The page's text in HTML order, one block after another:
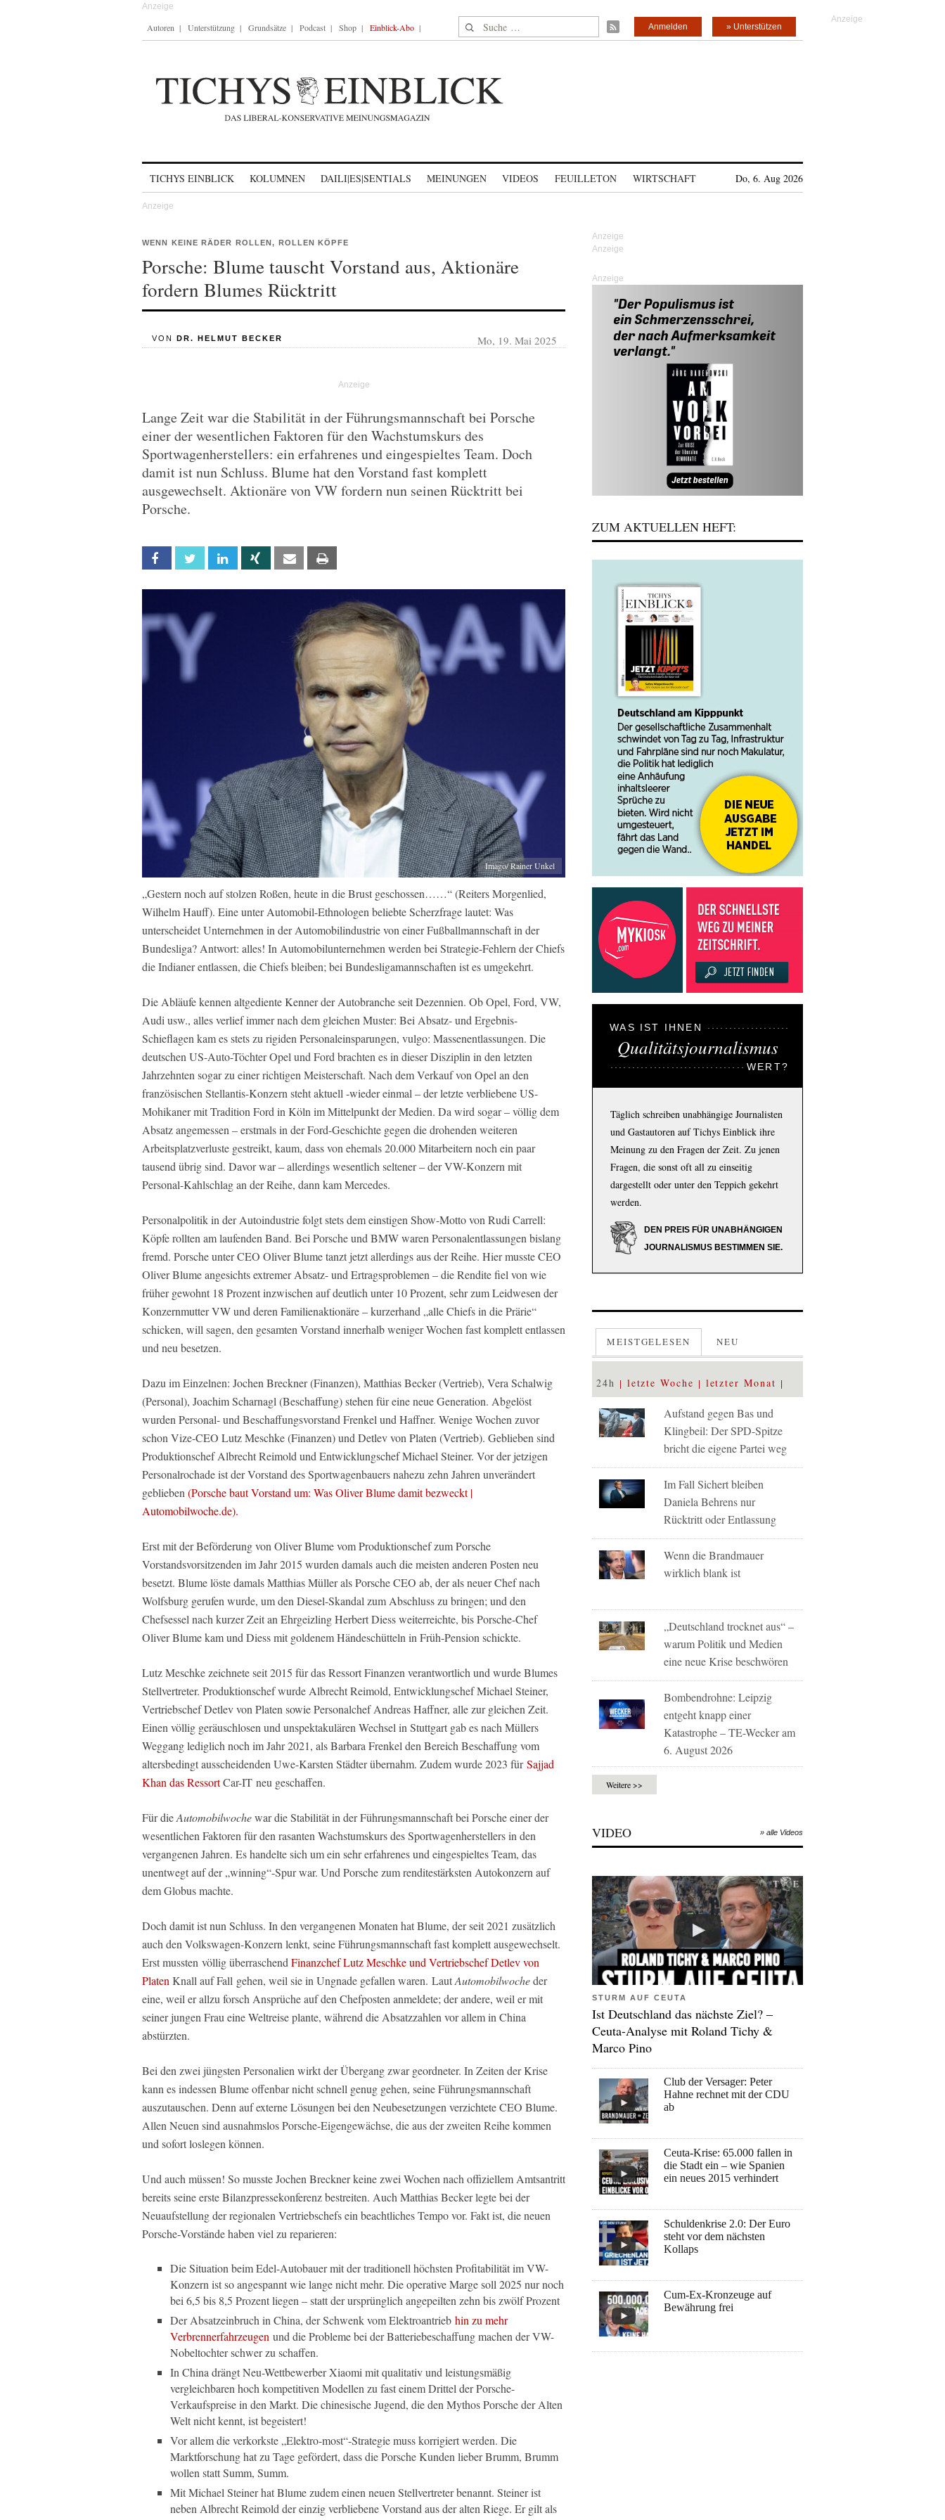
Autoren Unterstützung Grundsätze Podcast Shop Einblick-Abo Suche nach: » Unterstützen
Anmelden
TICHYS EINBLICK KOLUMNEN DAILI|ES|SENTIALS MEINUNGEN VIDEOS FEUILLETON WIRTSCHAFT Do, 6. Aug 2026
WENN KEINE RÄDER ROLLEN, ROLLEN KÖPFE
Porsche: Blume tauscht Vorstand aus, Aktionäre
fordern Blumes Rücktritt
VON DR. HELMUT BECKER Mo, 19. Mai 2025
Lange Zeit war die Stabilität in der Führungsmannschaft bei Porsche
einer der wesentlichen Faktoren für den Wachstumskurs des
Sportwagenherstellers: ein erfahrenes und eingespieltes Team. Doch
damit ist nun Schluss. Blume hat den Vorstand fast komplett
ausgewechselt. Aktionäre von VW fordern nun seinen Rücktritt bei
Porsche.
Facebook Twitter Linkedin Xing Email
Imago/ Rainer Unkel
„Gestern noch auf stolzen Roßen, heute in die Brust geschossen……“ (Reiters Morgenlied,
Wilhelm Hauff). Eine unter Automobil-Ethnologen beliebte Scherzfrage lautet: Was
unterscheidet Unternehmen in der Automobilindustrie von einer Fußballmannschaft in der
Bundesliga? Antwort: alles! In Automobilunternehmen werden bei Strategie-Fehlern der Chiefs
die Indianer entlassen, die Chiefs bleiben; bei Bundesligamannschaften ist es umgekehrt.
Die Abläufe kennen altgediente Kenner der Autobranche seit Dezennien. Ob Opel, Ford, VW,
Audi usw., alles verlief immer nach dem gleichen Muster: Bei Absatz- und Ergebnis-
Schieflagen kam es stets zu rigiden Personaleinsparungen, vulgo: Massenentlassungen. Die
deutschen US-Auto-Töchter Opel und Ford brachten es in dieser Disziplin in den letzten
Jahrzehnten sogar zu einer richtigen Meisterschaft. Nach dem Verkauf von Opel an den
französischen Stellantis-Konzern steht aktuell -wieder einmal – der letzte verbliebene US-
Mohikaner mit Tradition Ford in Köln im Mittelpunkt der Medien. Da wird sogar – völlig dem
Absatz angemessen – erstmals in der Ford-Geschichte gegen die drohenden weiteren
Arbeitsplatzverluste gestreikt, kaum, dass von ehemals 20.000 Mitarbeitern noch ein paar
tausend übrig sind. Davor war – allerdings wesentlich seltener – der VW-Konzern mit
Personal-Kahlschlag an der Reihe, dann kam Mercedes.
Personalpolitik in der Autoindustrie folgt stets dem einstigen Show-Motto von Rudi Carrell:
Köpfe rollten am laufenden Band. Bei Porsche und BMW waren Personalentlassungen bislang
fremd. Porsche unter CEO Oliver Blume tanzt jetzt allerdings aus der Reihe. Hier musste CEO
Oliver Blume angesichts extremer Absatz- und Ertragsproblemen – die Rendite fiel von wie
früher gewohnt 18 Prozent inzwischen auf deutlich unter 10 Prozent, sehr zum Leidwesen der
Konzernmutter VW und deren Familienaktionäre – kurzerhand „alle Chiefs in die Prärie“
schicken, will sagen, den gesamten Vorstand innerhalb weniger Wochen fast komplett entlassen
und neu besetzen.
Dazu im Einzelnen: Jochen Breckner (Finanzen), Matthias Becker (Vertrieb), Vera Schalwig
(Personal), Joachim Scharnagl (Beschaffung) stehen für eine neue Generation. Abgelöst
wurden Personal- und Beschaffungsvorstand Frenkel und Haffner. Wenige Wochen zuvor
schon Vize-CEO Lutz Meschke (Finanzen) und Detlev von Platen (Vertrieb). Geblieben sind
Produktionschef Albrecht Reimold und Entwicklungschef Michael Steiner. Vor der jetzigen
Personalrochade ist der Vorstand des Sportwagenbauers nahezu zehn Jahren unverändert
geblieben (Porsche baut Vorstand um: Was Oliver Blume damit bezweckt |
Automobilwoche.de).
Erst mit der Beförderung von Oliver Blume vom Produktionschef zum Porsche
Vorstandsvorsitzenden im Jahr 2015 wurden damals auch die meisten anderen Posten neu
besetzt. Blume löste damals Matthias Müller als Porsche CEO ab, der als neuer Chef nach
Wolfsburg gerufen wurde, um den Diesel-Skandal zum Abschluss zu bringen; und den
Chefsessel nach kurzer Zeit an Ehrgeizling Herbert Diess weiterreichte, bis Porsche-Chef
Oliver Blume kam und Diess mit goldenem Händeschütteln in Früh-Pension schickte.
Lutz Meschke zeichnete seit 2015 für das Ressort Finanzen verantwortlich und wurde Blumes
Stellvertreter. Produktionschef wurde Albrecht Reimold, Entwicklungschef Michael Steiner,
Vertriebschef Detlev von Platen sowie Personalchef Andreas Haffner, alle zur gleichen Zeit.
Einen völlig geräuschlosen und unspektakulären Wechsel in Stuttgart gab es nach Müllers
Weggang lediglich noch im Jahr 2021, als Barbara Frenkel den Bereich Beschaffung vom
altersbedingt ausscheidenden Uwe-Karsten Städter übernahm. Zudem wurde 2023 fürSajjad
Khan das RessortCar-IT neu geschaffen.
Für dieAutomobilwochewar die Stabilität in der Führungsmannschaft bei Porsche einer der
wesentlichen Faktoren für den rasanten Wachstumskurs des Sportwagenherstellers in den
vergangenen Jahren. Es handelte sich um ein sehr erfahrenes und eingespieltes Team, das
unentwegt auf der „winning“-Spur war. Und Porsche zum renditestärksten Autokonzern auf
dem Globus machte.
Doch damit ist nun Schluss. In den vergangenen Monaten hat Blume, der seit 2021 zusätzlich
auch den Volkswagen-Konzern lenkt, seine Führungsmannschaft fast komplett ausgewechselt.
Erst mussten völlig überraschend Finanzchef Lutz Meschke und Vertriebschef Detlev von
Platen Knall auf Fall gehen, weil sie in Ungnade gefallen waren. LautAutomobilwocheder
eine, weil er allzu forsch Ansprüche auf den Chefposten anmeldete; der andere, weil er mit
seiner jungen Frau eine Weltreise plante, während die Absatzzahlen vor allem in China
abstürzten.
Bei den zwei jüngsten Personalien wirkt der Übergang zwar geordneter. In Zeiten der Krise
kann es indessen Blume offenbar nicht schnell genug gehen, seine Führungsmannschaft
auszutauschen. Denn auf externe Lösungen bei den Neubesetzungen verzichtete CEO Blume.
Allen Neuen sind ausnahmslos Porsche-Eigengewächse, die aus der zweiten Reihe kommen
und sofort loslegen können.
Und auch müssen! So musste Jochen Breckner keine zwei Wochen nach offiziellem Amtsantritt
bereits seine erste Bilanzpressekonferenz bestreiten. Auch Matthias Becker legte bei der
Neuaufstellung der regionalen Vertriebschefs ein beachtliches Tempo vor. Fakt ist, die neuen
Porsche-Vorstände haben viel zu reparieren:
Die Situation beim Edel-Autobauer mit der traditionell höchsten Profitabilität im VW-
Konzern ist so angespannt wie lange nicht mehr. Die operative Marge soll 2025 nur noch
bei 6,5 bis 8,5 Prozent liegen – statt der ursprünglich angepeilten zehn bis zwölf Prozent
Der Absatzeinbruch in China, der Schwenk vom Elektroantrieb hin zu mehr
Verbrennerfahrzeugen und die Probleme bei der Batteriebeschaffung machen der VW-
Nobeltochter schwer zu schaffen.
In China drängt Neu-Wettbewerber Xiaomi mit qualitativ und leistungsmäßig
vergleichbaren hoch kompetitiven Modellen zu fast einem Drittel der Porsche-
Verkaufspreise in den Markt. Die chinesische Jugend, die den Mythos Porsche der Alten
Welt nicht kennt, ist begeistert!
Vor allem die verkorkste „Elektro-most“-Strategie muss korrigiert werden. Die
Marktforschung hat zu Tage gefördert, dass die Porsche Kunden lieber Brumm, Brumm
wollen statt Summ, Summ.
Mit Michael Steiner hat Blume zudem einen neuen Stellvertreter benannt. Steiner ist
neben Albrecht Reimold der einzig verbliebene Vorstand aus der alten Riege. Er gilt als
Anzeige
ZUM AKTUELLEN HEFT:
WAS IST IHNEN
Qualitätsjournalismus
WERT?
Täglich schreiben unabhängige Journalisten
und Gastautoren auf Tichys Einblick ihre
Meinung zu den Fragen der Zeit. Zu jenen
Fragen, die sonst oft all zu einseitig
dargestellt oder unter den Teppich gekehrt
werden.
DEN PREIS FÜR UNABHÄNGIGEN
JOURNALISMUS BESTIMMEN SIE.
MEISTGELESEN NEU
24h letzte Woche letzter Monat
Aufstand gegen Bas und
Klingbeil: Der SPD-Spitze
bricht die eigene Partei weg
Im Fall Sichert bleiben
Daniela Behrens nur
Rücktritt oder Entlassung
Wenn die Brandmauer
wirklich blank ist
„Deutschland trocknet aus“ –
warum Politik und Medien
eine neue Krise beschwören
Bombendrohne: Leipzig
entgeht knapp einer
Katastrophe – TE-Wecker am
6. August 2026
Weitere >>
VIDEO » alle Videos
STURM AUF CEUTA
Ist Deutschland das nächste Ziel? –
Ceuta-Analyse mit Roland Tichy &
Marco Pino
Club der Versager: Peter
Hahne rechnet mit der CDU
ab
Ceuta-Krise: 65.000 fallen in
die Stadt ein – wie Spanien
ein neues 2015 verhindert
Schuldenkrise 2.0: Der Euro
steht vor dem nächsten
Kollaps
Cum-Ex-Kronzeuge auf
Bewährung frei